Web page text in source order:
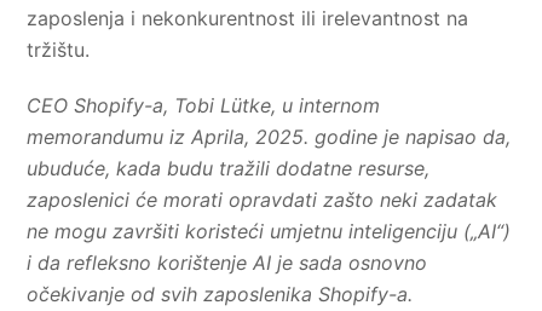
zaposlenja i nekonkurentnost ili irelevantnost na
tržištu.
CEO Shopify-a, Tobi Lütke, u internom
memorandumu iz Aprila, 2025. godine je napisao da,
ubuduće, kada budu tražili dodatne resurse,
zaposlenici će morati opravdati zašto neki zadatak
ne mogu završiti koristeći umjetnu inteligenciju („AI“)
i da refleksno korištenje AI je sada osnovno
očekivanje od svih zaposlenika Shopify-a.